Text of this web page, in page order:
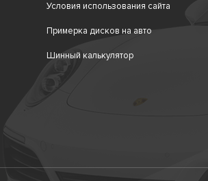
Условия использования сайта
Примерка дисков на авто
Шинный калькулятор